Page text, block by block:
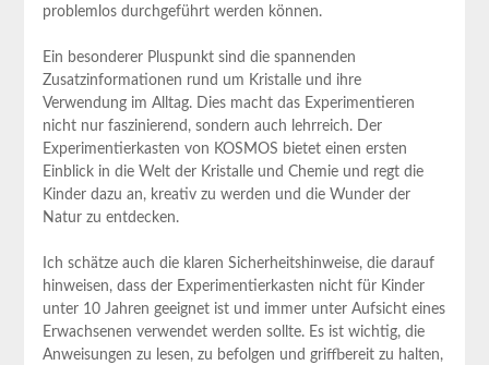
problemlos durchgeführt werden können.
Ein besonderer Pluspunkt sind die spannenden
Zusatzinformationen rund um Kristalle und ihre
Verwendung im Alltag. Dies‍ macht das Experimentieren
nicht nur faszinierend, sondern auch lehrreich. Der
Experimentierkasten von KOSMOS bietet einen ersten
‍Einblick in die Welt der Kristalle und Chemie und regt die
Kinder dazu an, kreativ zu werden und die Wunder der
⁤Natur⁤ zu ​entdecken.
Ich schätze auch⁣ die⁤ klaren Sicherheitshinweise, die darauf
hinweisen, dass⁤ der Experimentierkasten nicht für Kinder
unter 10 Jahren geeignet ist und immer unter Aufsicht ⁤eines
Erwachsenen verwendet werden sollte. Es ist wichtig, die
⁤Anweisungen‌ zu lesen, ​zu befolgen und griffbereit zu halten,